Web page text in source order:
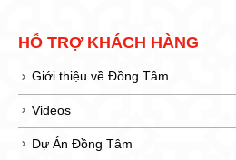
HỖ TRỢ KHÁCH HÀNG
Giới thiệu về Đồng Tâm
Videos
Dự Án Đồng Tâm